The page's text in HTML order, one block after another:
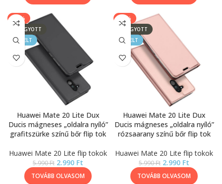
-50%
ELFOGYOTT
KIEMELT
Huawei Mate 20 Lite Dux
Ducis mágneses „oldalra nyíló”
grafitszürke színű bőr flip tok
Huawei Mate 20 Lite flip tokok
5.990Ft 2.990 Ft
TOVÁBB OLVASOM
-50%
ELFOGYOTT
KIEMELT
Huawei Mate 20 Lite Dux
Ducis mágneses „oldalra nyíló”
rózsaarany színű bőr flip tok
Huawei Mate 20 Lite flip tokok
5.990Ft 2.990 Ft
TOVÁBB OLVASOM